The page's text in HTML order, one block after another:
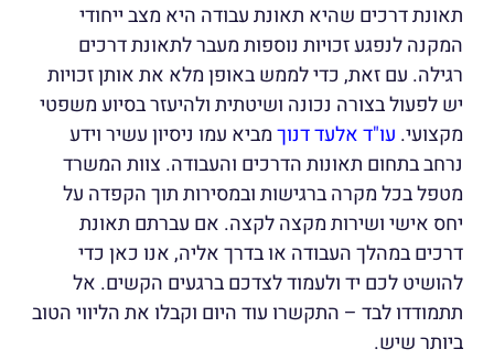
תאונת דרכים שהיא תאונת עבודה היא מצב ייחודי
המקנה לנפגע זכויות נוספות מעבר לתאונת דרכים
רגילה. עם זאת, כדי לממש באופן מלא את אותן זכויות
יש לפעול בצורה נכונה ושיטתית ולהיעזר בסיוע משפטי
מקצועי. עו"ד אלעד דנוךמביא עמו ניסיון עשיר וידע
נרחב בתחום תאונות הדרכים והעבודה. צוות המשרד
מטפל בכל מקרה ברגישות ובמסירות תוך הקפדה על
יחס אישי ושירות מקצה לקצה. אם עברתם תאונת
דרכים במהלך העבודה או בדרך אליה, אנו כאן כדי
להושיט לכם יד ולעמוד לצדכם ברגעים הקשים. אל
תתמודדו לבד – התקשרו עוד היום וקבלו את הליווי הטוב
ביותר שיש.